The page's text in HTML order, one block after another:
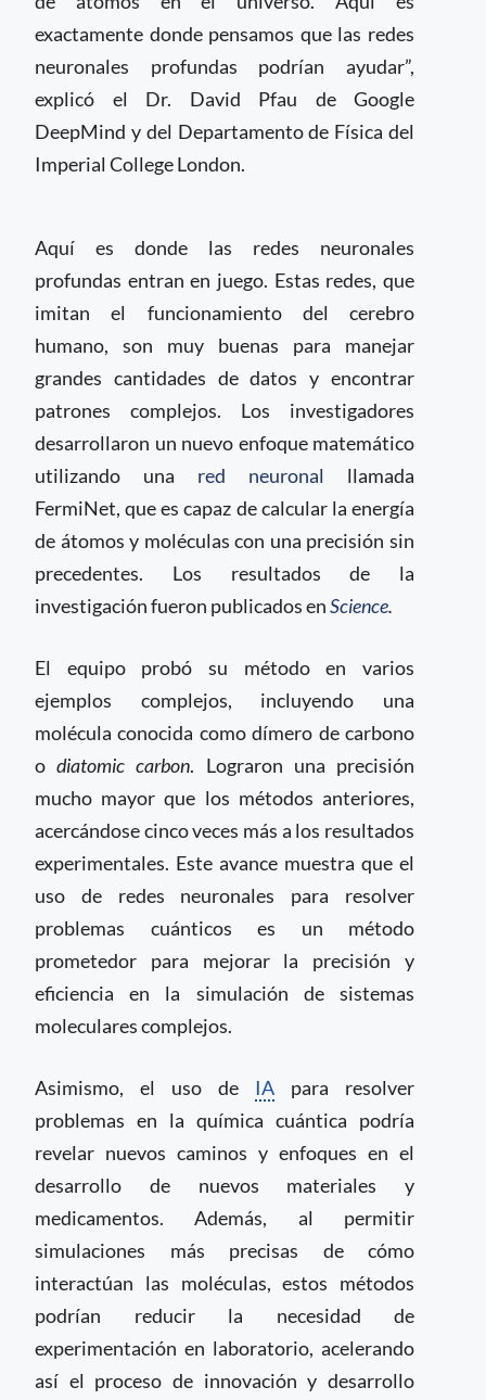
exactamente donde pensamos que las redes
neuronales profundas podrían ayudar”,
explicó el Dr. David Pfau de Google
DeepMind y del Departamento de Física del
Imperial College London.
Aquí es donde las redes neuronales
profundas entran en juego. Estas redes, que
imitan el funcionamiento del cerebro
humano, son muy buenas para manejar
grandes cantidades de datos y encontrar
patrones complejos. Los investigadores
desarrollaron un nuevo enfoque matemático
utilizando una red neuronal llamada
FermiNet, que es capaz de calcular la energía
de átomos y moléculas con una precisión sin
precedentes. Los resultados de la
investigación fueron publicados enScience.
El equipo probó su método en varios
ejemplos complejos, incluyendo una
molécula conocida como dímero de carbono
odiatomic carbon. Lograron una precisión
mucho mayor que los métodos anteriores,
acercándose cinco veces más a los resultados
experimentales. Este avance muestra que el
uso de redes neuronales para resolver
problemas cuánticos es un método
prometedor para mejorar la precisión y
eficiencia en la simulación de sistemas
moleculares complejos.
Asimismo, el uso de IA para resolver
problemas en la química cuántica podría
revelar nuevos caminos y enfoques en el
desarrollo de nuevos materiales y
medicamentos. Además, al permitir
simulaciones más precisas de cómo
interactúan las moléculas, estos métodos
podrían reducir la necesidad de
experimentación en laboratorio, acelerando
así el proceso de innovación y desarrollo